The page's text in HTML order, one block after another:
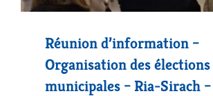
Agenda
Municipales 2026
Réunion d’information –
Organisation des élections
municipales – Ria-Sirach